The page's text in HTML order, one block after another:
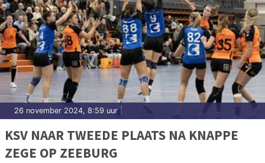
26 november 2024, 8:59 uur
KSV NAAR TWEEDE PLAATS NA KNAPPE
ZEGE OP ZEEBURG